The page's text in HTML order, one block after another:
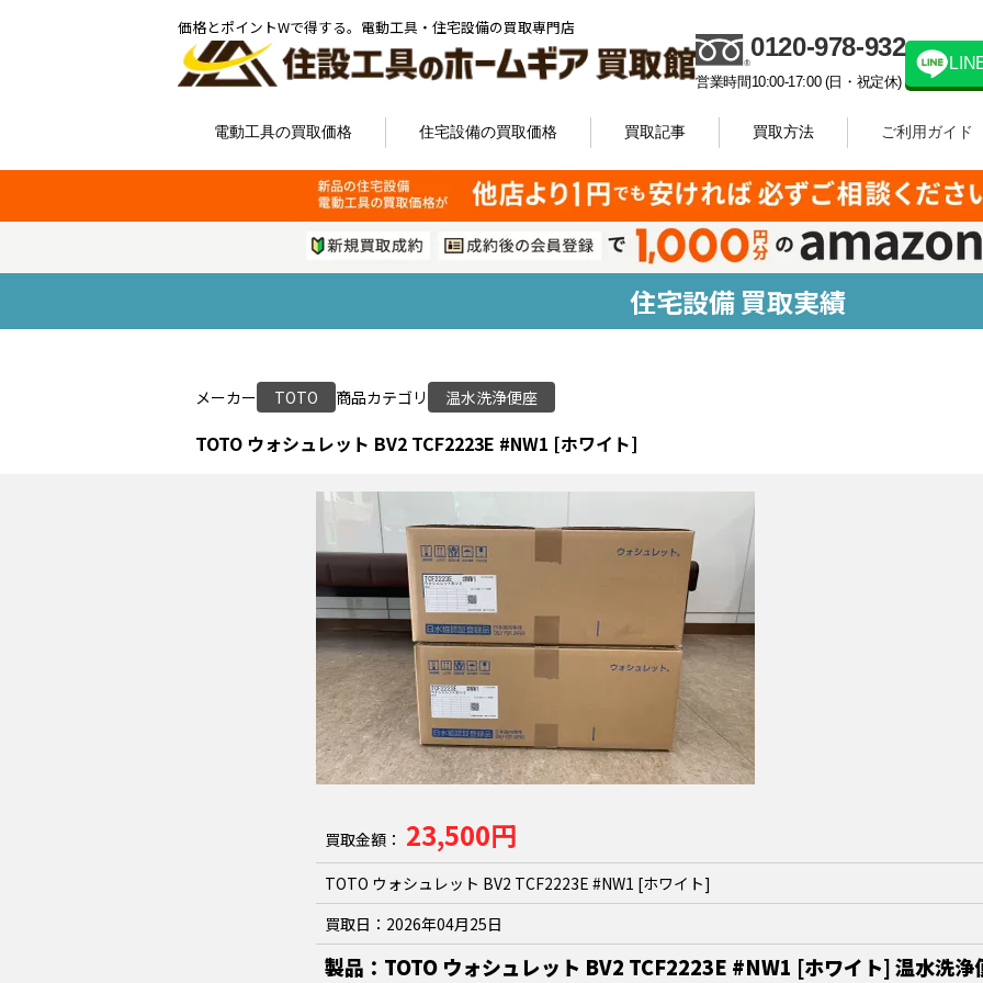
価格とポイントWで得する。電動工具・住宅設備の買取専門店
0120-978-932
営業時間10:00-17:00 (日・祝定休)
電動工具の買取価格 住宅設備の買取価格 買取記事 買取方法 ご利用ガイド
住宅設備 買取実績
メーカー TOTO 商品カテゴリ 温水洗浄便座
TOTO ウォシュレット BV2 TCF2223E #NW1 [ホワイト]
買取金額： 23,500円
TOTO ウォシュレット BV2 TCF2223E #NW1 [ホワイト]
買取日： 2026年04月25日
製品：TOTO ウォシュレット BV2 TCF2223E #NW1 [ホワイト] 温水洗浄